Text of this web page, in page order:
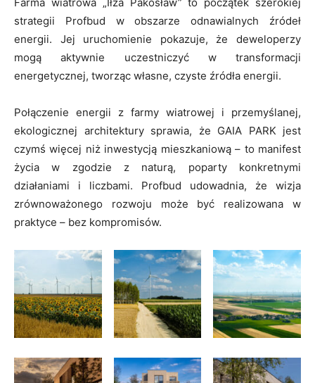
strategii Profbud w obszarze odnawialnych źródeł
energii. Jej uruchomienie pokazuje, że deweloperzy
mogą aktywnie uczestniczyć w transformacji
energetycznej, tworząc własne, czyste źródła energii.
Połączenie energii z farmy wiatrowej i przemyślanej,
ekologicznej architektury sprawia, że GAIA PARK jest
czymś więcej niż inwestycją mieszkaniową – to manifest
życia w zgodzie z naturą, poparty konkretnymi
działaniami i liczbami. Profbud udowadnia, że wizja
zrównoważonego rozwoju może być realizowana w
praktyce – bez kompromisów.